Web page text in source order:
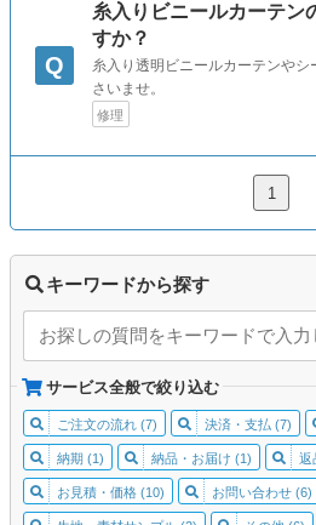
Q
糸入りビニールカーテン
すか？
糸入り透明ビニールカーテンや
さいませ。
修理
1
キーワードから探す
サービス全般で絞り込む
ご注文の流れ (7) 決済・支払 (7)
納期 (1) 納品・お届け (1) 返
お見積・価格 (10) お問い合わせ (6)